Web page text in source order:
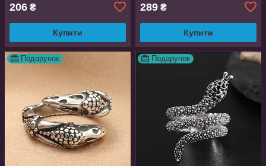
206 ₴
Купити
289 ₴
Купити
Подарунок Подарунок